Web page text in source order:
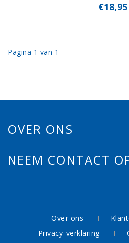
€18,95
Pagina 1 van 1
OVER ONS
NEEM CONTACT
Over ons
Privacy-verklaring